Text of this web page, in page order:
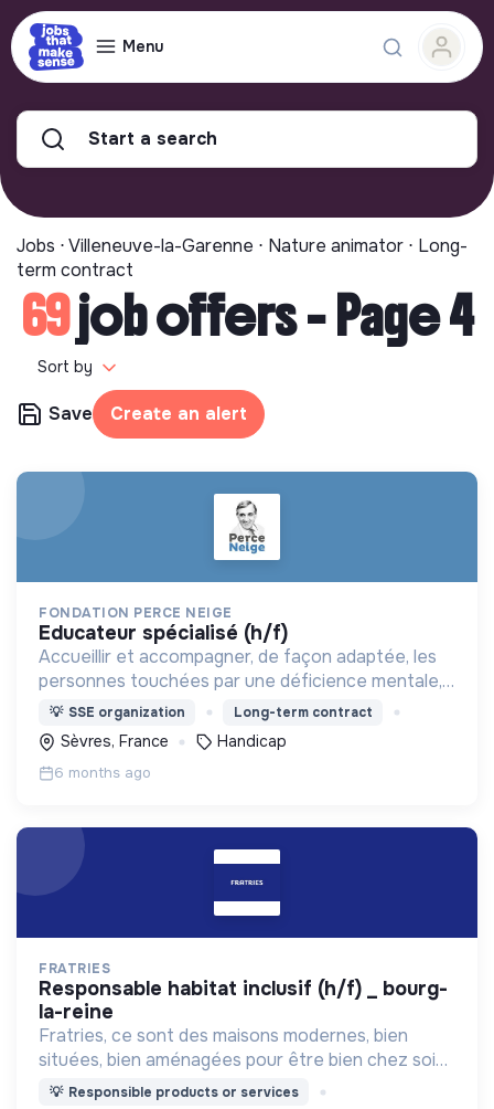
Menu
Start a search
Jobs ⋅ Villeneuve-la-Garenne ⋅ Nature animator ⋅ Long-
term contract
69job offers - Page 4
Sort by
Save Create an alert
FONDATION PERCE NEIGE
educateur spécialisé (h/f)
Accueillir et accompagner, de façon adaptée, les
personnes touchées par une déficience mentale,
un handicap physique ou psychique
💡 SSE organization Long-term contract
Sèvres, France Handicap
6 months ago
FRATRIES
responsable habitat inclusif (h/f) _ bourg-
la-reine
Fratries, ce sont des maisons modernes, bien
situées, bien aménagées pour être bien chez soi
et permettre à des jeunes avec handicap
💡 Responsible products or services